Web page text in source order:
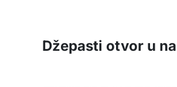
Džepasti otvor u